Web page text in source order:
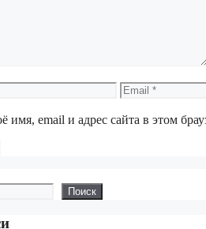
Email
имя, email и адрес сайта в этом
Поиск